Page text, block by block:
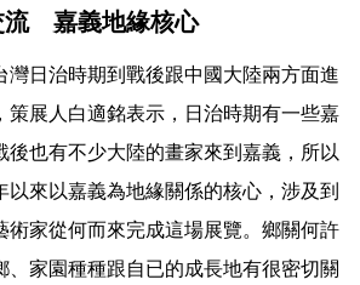
流 嘉義地緣核心
灣日治時期到戰後跟中國大陸兩方面進
策展人白適銘表示，日治時期有一些嘉
後也有不少大陸的畫家來到嘉義，所以
以來以嘉義為地緣關係的核心，涉及到
術家從何而來完成這場展覽。鄉關何許
、家園種種跟自已的成長地有很密切關